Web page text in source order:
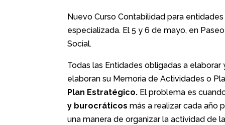
c
e
o
o
k
itt
er
ai
l
m
p
tir
Nuevo Curso Contabilidad para
especializada. El 5 y 6 de mayo, en
Social.
Todas las Entidades obligadas a
elaboran su Memoria de Actividades o
Plan Estratégico. El problema es
y burocráticos más a realizar cada año
una manera de organizar la actividad de